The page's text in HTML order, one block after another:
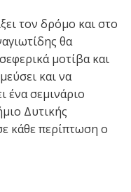
τον δρόμο και στο
θα
μοτίβα και
και να
ένα σεμινάριο
Δυτικής
κάθε περίπτωση ο